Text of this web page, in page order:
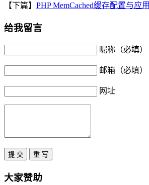
【下篇】 PHP MemCached缓存配置与应用
给我留言
昵称（必填）
邮箱（必填）
网址
大家赞助